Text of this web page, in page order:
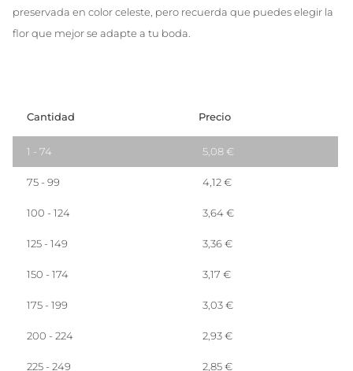
preservada en color celeste, pero recuerda que puedes elegir la
flor que mejor se adapte a tu boda.
Cantidad Precio
1 - 74 5,08 €
75 - 99 4,12 €
100 - 124 3,64 €
125 - 149 3,36 €
150 - 174 3,17 €
175 - 199 3,03 €
200 - 224 2,93 €
225 - 249 2,85 €